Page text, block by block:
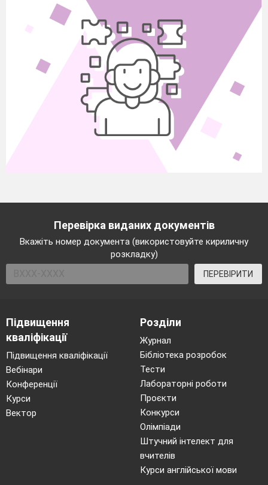
Перевірка виданих документів
Вкажіть номер документа (використовуйте кириличну
розкладку)
ПЕРЕВІРИТИ
Підвищення
кваліфікації
Підвищення кваліфікації
Вебінари
Конференції
Курси
Вектор
Розділи
Журнал
Бібліотека розробок
Тести
Лабораторні роботи
Проєкти
Конкурси
Олімпіади
Штучний інтелект для
вчителів
Курси англійської мови